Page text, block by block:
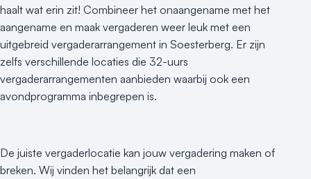
haalt wat erin zit! Combineer het onaangename met het
aangename en maak vergaderen weer leuk met een
uitgebreid vergaderarrangement in Soesterberg. Er zijn
zelfs verschillende locaties die 32-uurs
vergaderarrangementen aanbieden waarbij ook een
avondprogramma inbegrepen is.
De juiste vergaderlocatie kan jouw vergadering maken of
breken. Wij vinden het belangrijk dat een